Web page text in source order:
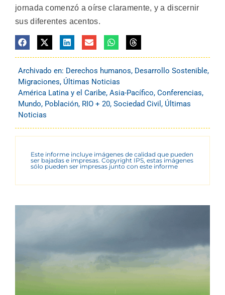
jornada comenzó a oírse claramente, y a discernir
sus diferentes acentos.
Archivado en: Derechos humanos, Desarrollo Sostenible,
Migraciones, Últimas Noticias
América Latina y el Caribe, Asia-Pacífico, Conferencias,
Mundo, Población, RIO + 20, Sociedad Civil , Últimas
Noticias
Este informe incluye imágenes de calidad que pueden
ser bajadas e impresas. Copyright IPS, estas imágenes
sólo pueden ser impresas junto con este informe